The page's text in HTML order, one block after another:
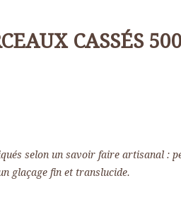
CASSÉS
selon un savoir faire artisanal :
glaçage fin et translucide.